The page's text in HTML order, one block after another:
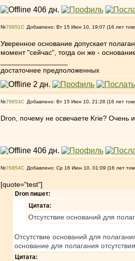
№76851 Добавлено: Вт 15 Июн 10, 19:07 (16 лет
Уверенное основание допускает
момент "сейчас", тогда он же -
достаточнее предположенных
№76853 Добавлено: Вт 15 Июн 10, 21:28 (16 лет
Dron, почему не освечаете Krie? Очень
№76854 Добавлено: Ср 16 Июн 10, 01:09 (16 лет
[quote="test"]
Dron пишет:
Цитата:
Отсутствие оснований для
Отсутствие оснований для
основание для полагания
Цитата: